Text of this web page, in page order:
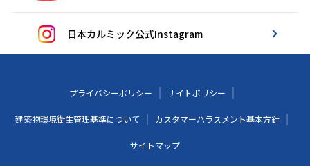
日本カルミック公式Instagram
プライバシーポリシー サイトポリシー
建築物環境衛生管理基準について カスタマーハラスメント基本方針
サイトマップ